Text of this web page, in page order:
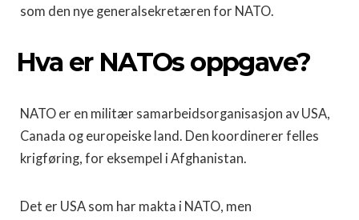
som den nye generalsekretæren for NATO.
Hva er NATOs oppgave?
NATO er en militær samarbeidsorganisasjon av USA,
Canada og europeiske land. Den koordinerer felles
krigføring, for eksempel i Afghanistan.
Det er USA som har makta i NATO, men